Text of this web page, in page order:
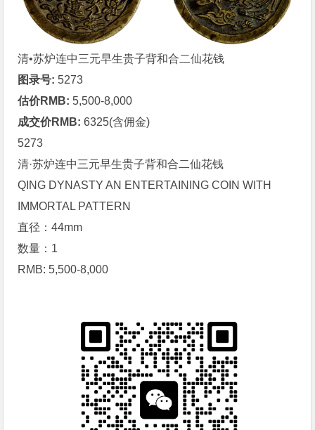
清•苏炉连中三元早生贵子背和合二仙花钱
图录号: 5273
估价RMB: 5,500-8,000
成交价RMB: 6325(含佣金)
5273
清·苏炉连中三元早生贵子背和合二仙花钱
QING DYNASTY AN ENTERTAINING COIN WITH
IMMORTAL PATTERN
直径：44mm
数量：1
RMB: 5,500-8,000